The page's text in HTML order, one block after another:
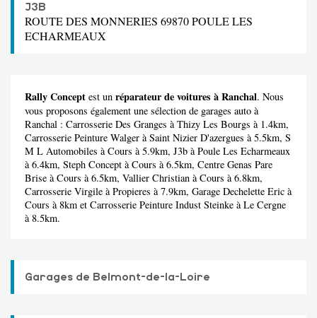
J3B
ROUTE DES MONNERIES 69870 POULE LES
ECHARMEAUX
Rally Concept est un réparateur de voitures à Ranchal. Nous
vous proposons également une sélection de garages auto à
Ranchal : Carrosserie Des Granges à Thizy Les Bourgs à 1.4km,
Carrosserie Peinture Walger à Saint Nizier D'azergues à 5.5km, S
M L Automobiles à Cours à 5.9km, J3b à Poule Les Echarmeaux
à 6.4km, Steph Concept à Cours à 6.5km, Centre Genas Pare
Brise à Cours à 6.5km, Vallier Christian à Cours à 6.8km,
Carrosserie Virgile à Propieres à 7.9km, Garage Dechelette Eric à
Cours à 8km et Carrosserie Peinture Indust Steinke à Le Cergne
à 8.5km.
Garages de Belmont-de-la-Loire